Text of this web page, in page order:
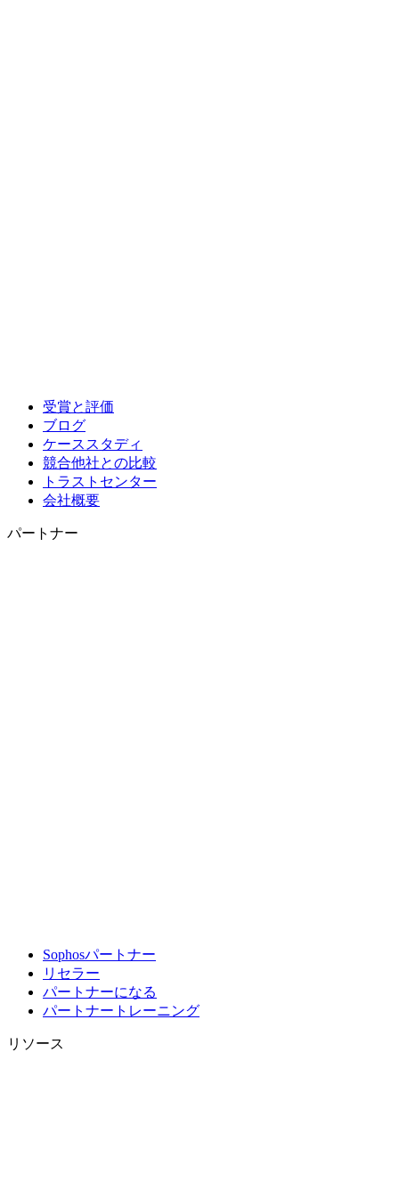
受賞と評価
ブログ
ケーススタディ
競合他社との比較
トラストセンター
会社概要
パートナー
Sophosパートナー
リセラー
パートナーになる
パートナートレーニング
リソース